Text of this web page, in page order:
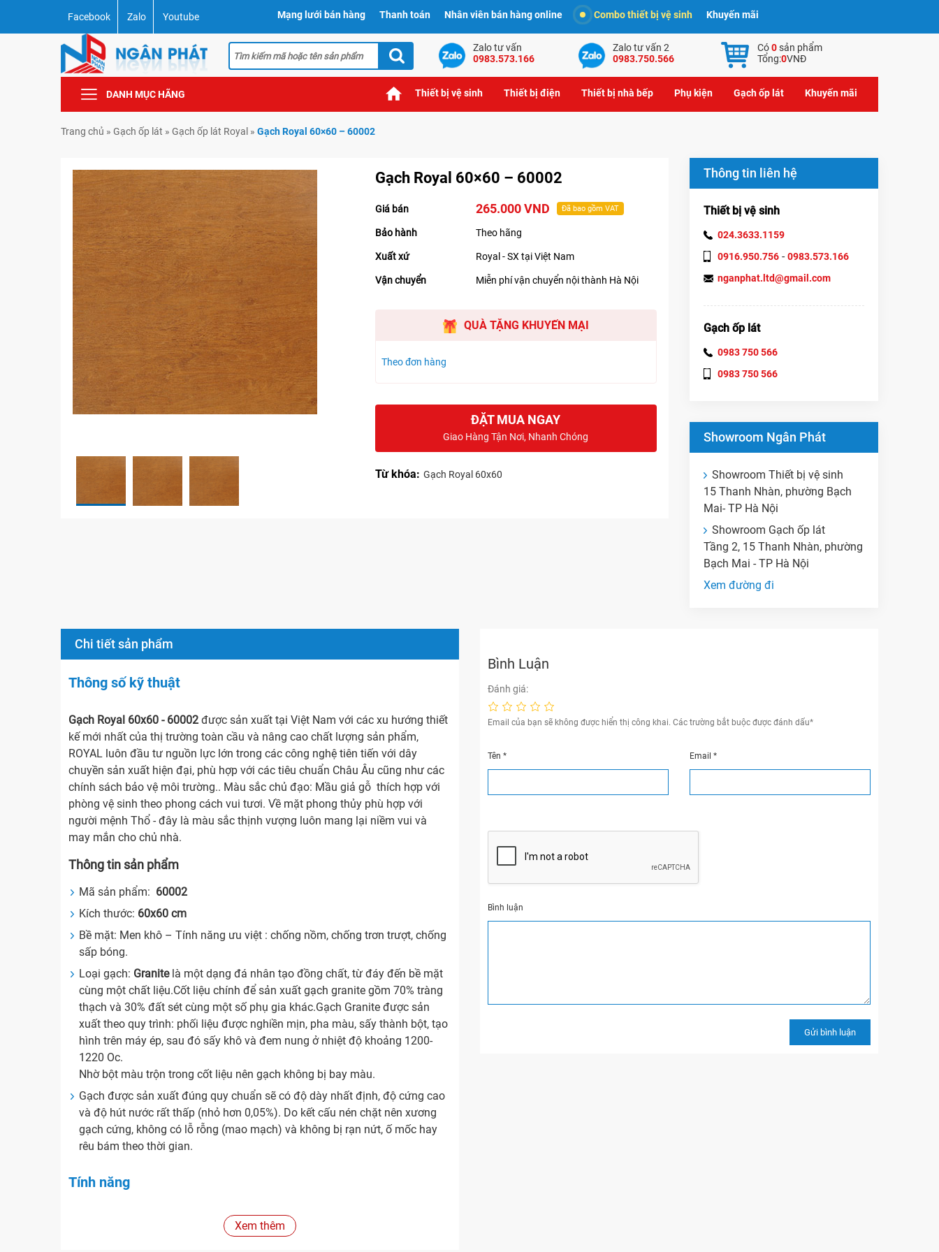
Facebook Zalo Youtube Mạng lưới bán hàng Thanh toán Nhân viên bán hàng online Combo thiết bị vệ sinh Khuyến mãi
Zalo tư vấn
0983.573.166
Zalo tư vấn 2
0983.750.566
Có0sản phẩm
Tổng:0VNĐ
DANH MỤC HÃNG Thiết bị vệ sinh Thiết bị điện Thiết bị nhà bếp Phụ kiện Gạch ốp lát Khuyến mãi
Trang chủ » Gạch ốp lát » Gạch ốp lát Royal » Gạch Royal 60×60 – 60002
Gạch Royal 60×60 – 60002
Giá bán 265.000 VND Đã bao gồm VAT
Bảo hành Theo hãng
Xuất xứ Royal - SX tại Việt Nam
Vận chuyển Miễn phí vận chuyển nội thành Hà Nội
QUÀ TẶNG KHUYẾN MẠI
Theo đơn hàng
ĐẶT MUA NGAY
Giao Hàng Tận Nơi, Nhanh Chóng
Từ khóa: Gạch Royal 60x60
Thông tin liên hệ
Thiết bị vệ sinh
024.3633.1159
0916.950.756 - 0983.573.166
nganphat.ltd@gmail.com
Gạch ốp lát
0983 750 566
0983 750 566
Showroom Ngân Phát
Showroom Thiết bị vệ sinh
15 Thanh Nhàn, phường Bạch
Mai- TP Hà Nội
Showroom Gạch ốp lát
Tầng 2, 15 Thanh Nhàn, phường
Bạch Mai - TP Hà Nội
Xem đường đi
Chi tiết sản phẩm
Thông số kỹ thuật
Gạch Royal 60x60 - 60002 được sản xuất tại Việt Nam với các xu hướng thiết
kế mới nhất của thị trường toàn cầu và nâng cao chất lượng sản phẩm,
ROYAL luôn đầu tư nguồn lực lớn trong các công nghệ tiên tiến với dây
chuyền sản xuất hiện đại, phù hợp với các tiêu chuẩn Châu Âu cũng như các
chính sách bảo vệ môi trường.. Màu sắc chủ đạo: Mầu giả gỗ thích hợp với
phòng vệ sinh theo phong cách vui tươi. Về mặt phong thủy phù hợp với
người mệnh Thổ - đây là màu sắc thịnh vượng luôn mang lại niềm vui và
may mắn cho chủ nhà.
Thông tin sản phẩm
Mã sản phẩm: 60002
Kích thước: 60x60 cm
Bề mặt: Men khô – Tính năng ưu việt : chống nồm, chống trơn trượt, chống
sấp bóng.
Loại gạch: Granitelà một dạng đá nhân tạo đồng chất, từ đáy đến bề mặt
cùng một chất liệu.Cốt liệu chính để sản xuất gạch granite gồm 70% tràng
thạch và 30% đất sét cùng một số phụ gia khác.Gạch Granite được sản
xuất theo quy trình: phối liệu được nghiền mịn, pha màu, sấy thành bột, tạo
hình trên máy ép, sau đó sấy khô và đem nung ở nhiệt độ khoảng 1200-
1220 Oc.
Nhờ bột màu trộn trong cốt liệu nên gạch không bị bay màu.
Gạch được sản xuất đúng quy chuẩn sẽ có độ dày nhất định, độ cứng cao
và độ hút nước rất thấp (nhỏ hơn 0,05%). Do kết cấu nén chặt nên xương
gạch cứng, không có lỗ rỗng (mao mạch) và không bị rạn nứt, ố mốc hay
rêu bám theo thời gian.
Tính năng
Xem thêm
Bình Luận
Đánh giá:
Email của bạn sẽ không được hiển thị công khai. Các trường bắt buộc được đánh dấu*
Tên* Email *
Bình luận